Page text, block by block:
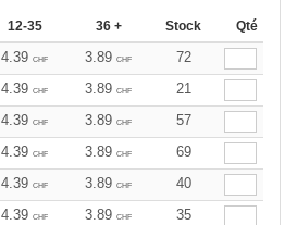
12-35 36 + Stock Qté
4.39 CHF 3.89 CHF
72
4.39 CHF 3.89 CHF
21
4.39 CHF 3.89 CHF
57
4.39 CHF 3.89 CHF
69
4.39 CHF 3.89 CHF
40
4.39 CHF 3.89 CHF 35